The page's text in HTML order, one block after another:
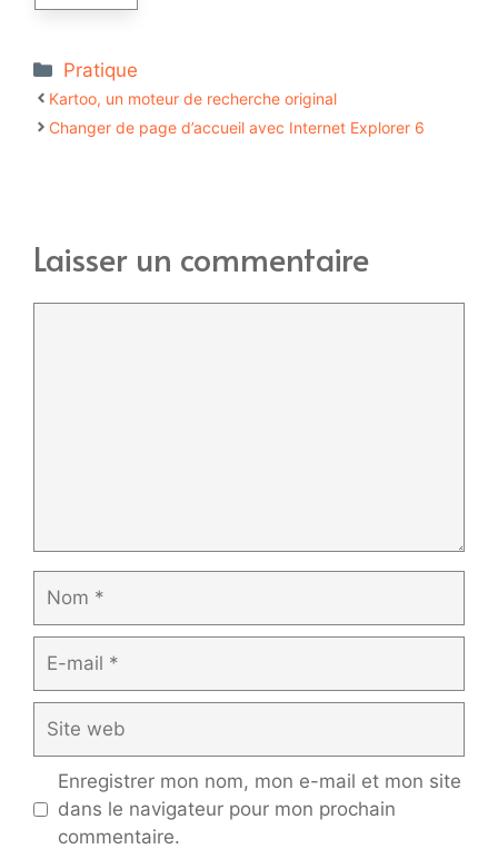
Catégories
Pratique
Kartoo, un moteur de recherche original
Changer de page d’accueil avec Internet Explorer 6
Laisser un commentaire
mail
web
Enregistrer mon nom, mon e-mail et mon site
dans le navigateur pour mon prochain
commentaire.